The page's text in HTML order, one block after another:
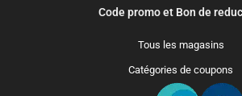
Code promo et Bon de
Tous les magasins
Catégories de coupons